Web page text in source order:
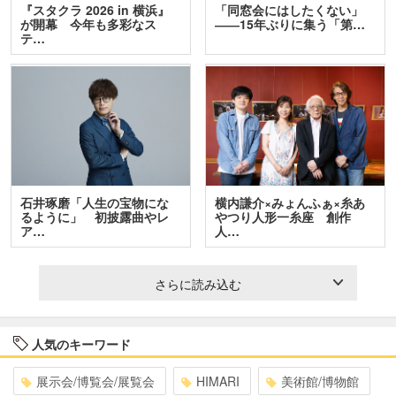
『スタクラ 2026 in 横浜』
が開幕 今年も多彩なス
テ…
「同窓会にはしたくない」
――15年ぶりに集う「第…
石井琢磨「人生の宝物にな
るように」 初披露曲やレ
ア…
横内謙介×みょんふぁ×糸あ
やつり人形一糸座 創作
人…
さらに読み込む
人気のキーワード
展示会/博覧会/展覧会 HIMARI 美術館/博物館